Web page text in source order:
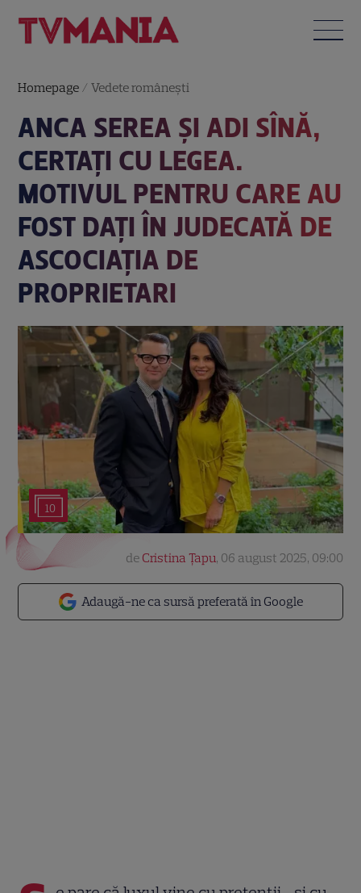
Homepage /Vedete româneşti
ANCA SEREA ȘI ADI SÎNĂ,
CERTAȚI CU LEGEA.
MOTIVUL PENTRU CARE AU
FOST DAȚI ÎN JUDECATĂ DE
ASCOCIAȚIA DE
PROPRIETARI
10
Adaugă-ne ca sursă preferată în Google
de Cristina Țapu, 06 august 2025, 09:00